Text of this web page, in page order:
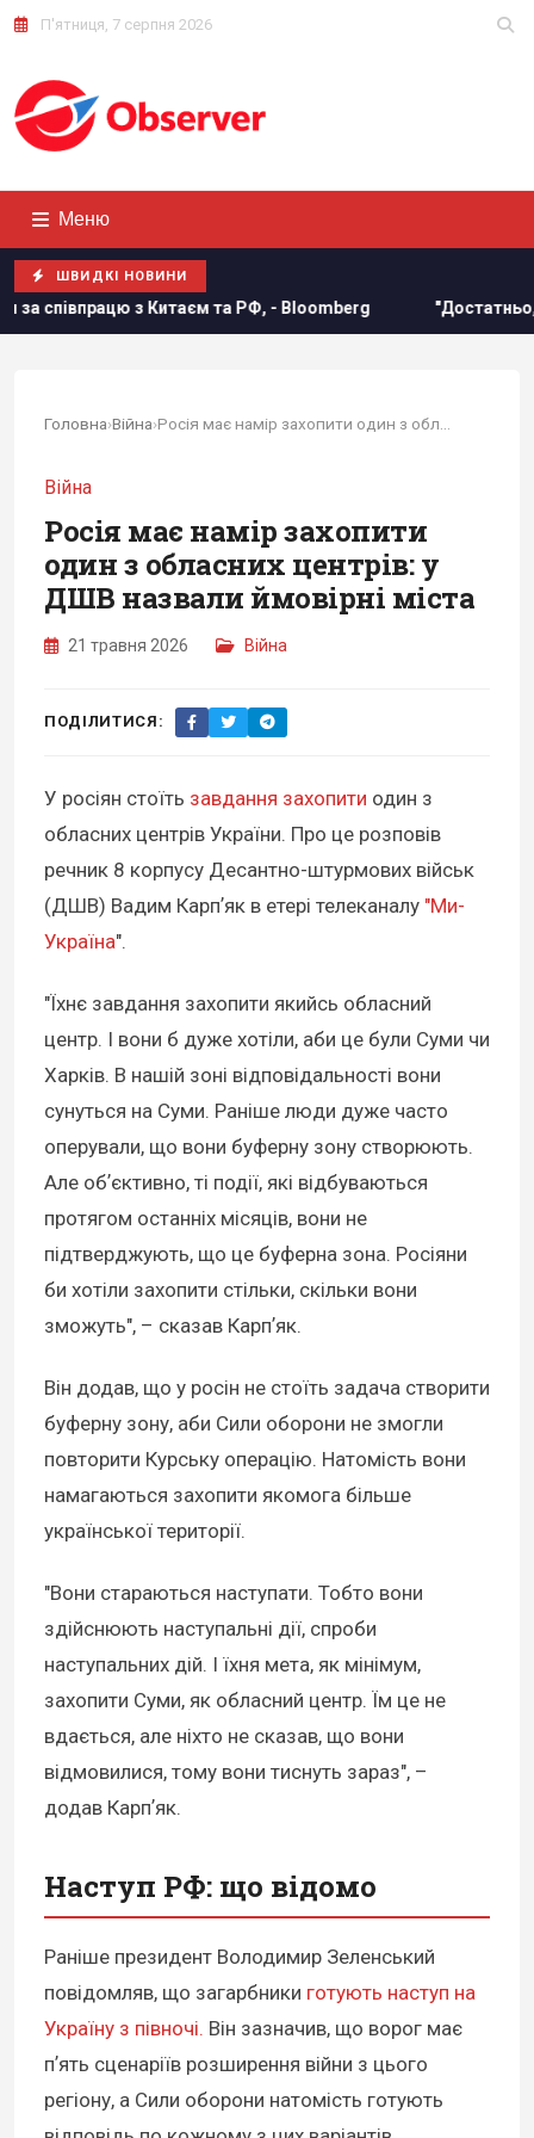
П'ятниця, 7 серпня 2026
Меню
ШВИДКІ НОВИНИ
з Китаєм та РФ, - Bloomberg "Достатньо, щоб вижити,
Головна›Війна›
Війна
Росія має намір захопити
один з обласних центрів: у
ДШВ назвали ймовірні міста
21 травня 2026 Війна
ПОДІЛИТИСЯ:
У росіян стоїть завдання захопити один з
обласних центрів України. Про це розповів
речник 8 корпусу Десантно-штурмових військ
(ДШВ) Вадим Карпʼяк в етері телеканалу "Ми-
Україна".
"Їхнє завдання захопити якийсь обласний
центр. І вони б дуже хотіли, аби це були Суми чи
Харків. В нашій зоні відповідальності вони
сунуться на Суми. Раніше люди дуже часто
оперували, що вони буферну зону створюють.
Але обʼєктивно, ті події, які відбуваються
протягом останніх місяців, вони не
підтверджують, що це буферна зона. Росіяни
би хотіли захопити стільки, скільки вони
зможуть", – сказав Карпʼяк.
Він додав, що у росін не стоїть задача створити
буферну зону, аби Сили оборони не змогли
повторити Курську операцію. Натомість вони
намагаються захопити якомога більше
української території.
"Вони стараються наступати. Тобто вони
здійснюють наступальні дії, спроби
наступальних дій. І їхня мета, як мінімум,
захопити Суми, як обласний центр. Їм це не
вдається, але ніхто не сказав, що вони
відмовилися, тому вони тиснуть зараз", –
додав Карпʼяк.
Наступ РФ: що відомо
Раніше президент Володимир Зеленський
повідомляв, що загарбники готують наступ на
Україну з півночі. Він зазначив, що ворог має
пʼять сценаріїв розширення війни з цього
регіону, а Сили оборони натомість готують